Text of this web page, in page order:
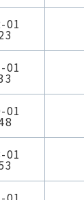
01
01
01
01